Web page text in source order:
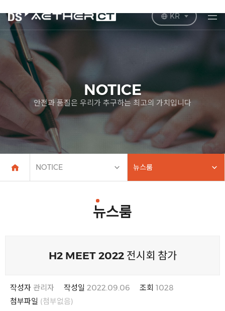
KR
NOTICE
안전과 품질은 우리가 추구하는 최고의 가치입니다
NOTICE 뉴스룸
뉴스룸
H2 MEET 2022 전시회 참가
작성자 관리자 작성일 2022.09.06 조회 1028
첨부파일 (첨부없음)